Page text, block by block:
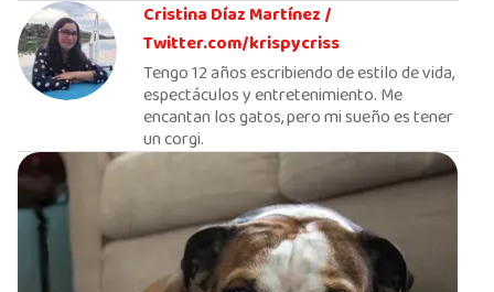
Cristina Díaz Martínez /
Twitter.com/krispycriss
Tengo 12 años escribiendo de estilo de vida,
espectáculos y entretenimiento. Me
encantan los gatos, pero mi sueño es tener
un corgi.